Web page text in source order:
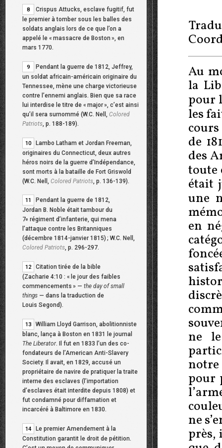
Au
la
pour
les
cours
de
des
toute
était
une
en
ne
notre
pour
ne
près,
8
Crispus Attucks, esclave fugitif, fut
le premier à tomber sous les balles des
soldats anglais lors de ce que l’on a
appelé le « massacre de Boston», en
mars 1770.
9
Pendant la guerre de 1812, Jeffrey,
un soldat africain-américain originaire du
Tennessee, mène une charge victorieuse
contre l’ennemi anglais. Bien que sa race
lui interdise le titre de « major», c’est ainsi
qu’il sera surnommé (W.C. Nell,Colored
Patriots , p. 188-189).
10
Lambo Latham et Jordan Freeman,
originaires du Connecticut, deux autres
héros noirs de la guerre d’Indépendance,
sont morts à la bataille de Fort Griswold
(W.C. Nell,Colored Patriots , p. 136-139).
11
Pendant la guerre de 1812,
Jordan B. Noble était tambour du
7e régiment d’infanterie, qui mena
l’attaque contre les Britanniques
(décembre 1814-janvier 1815) ; W.C. Nell,
Colored Patriots, p. 296-297.
12
Citation tirée de la bible
(Zacharie 4:10 : « le jour des faibles
commencements » —the day of small
things — dans la traduction de
Louis Segond).
13
William Lloyd Garrison, abolitionniste
blanc, lança à Boston en 1831 le journal
The Liberator. Il fut en 1833 l’un des co-
fondateurs de l’American Anti-Slavery
Society. Il avait, en 1829, accusé un
propriétaire de navire de pratiquer la traite
interne des esclaves (l’importation
d’esclaves était interdite depuis 1808) et
fut condamné pour diffamation et
incarcéré à Baltimore en 1830.
14
Le premier Amendement à la
Constitution garantit le droit de pétition.